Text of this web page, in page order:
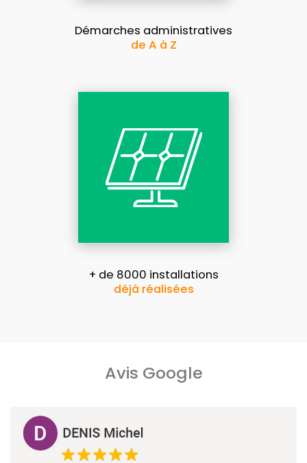
Démarches administratives
de A à Z
+ de 8000 installations
déjà réalisées
Avis Google